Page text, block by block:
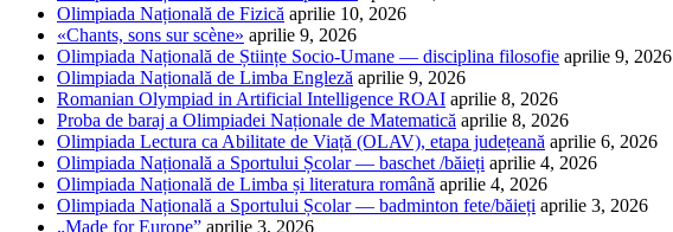
Olimpiada Națională de Fizică aprilie 10, 2026
«Chants, sons sur scène» aprilie 9, 2026
Olimpiada Națională de Științe Socio-Umane — disciplina filosofie aprilie 9, 2026
Olimpiada Națională de Limba Engleză aprilie 9, 2026
Romanian Olympiad in Artificial Intelligence ROAI aprilie 8, 2026
Proba de baraj a Olimpiadei Naționale de Matematică aprilie 8, 2026
Olimpiada Lectura ca Abilitate de Viață (OLAV), etapa județeană aprilie 6, 2026
Olimpiada Națională a Sportului Școlar — baschet /băieți aprilie 4, 2026
Olimpiada Națională de Limba și literatura română aprilie 4, 2026
Olimpiada Națională a Sportului Școlar — badminton fete/băieți aprilie 3, 2026
„Made for Europe” aprilie 3, 2026